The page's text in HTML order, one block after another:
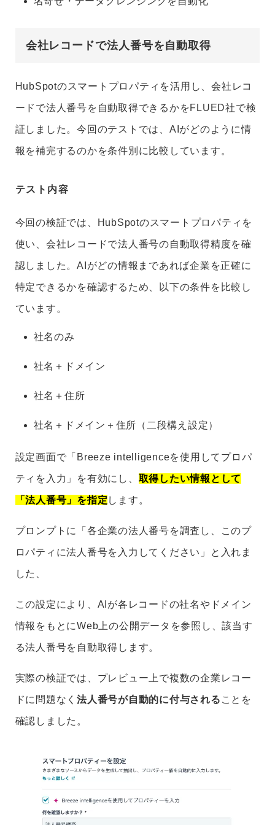
会社レコードで法人番号を自動取得
HubSpotのスマートプロパティを活用し、会社レコ
ードで法人番号を自動取得できるかをFLUED社で検
証しました。今回のテストでは、AIがどのように情
報を補完するのかを条件別に比較しています。
テスト内容
今回の検証では、HubSpotのスマートプロパティを
使い、会社レコードで法人番号の自動取得精度を確
認しました。AIがどの情報まであれば企業を正確に
特定できるかを確認するため、以下の条件を比較し
ています。
社名のみ
社名＋ドメイン
社名＋住所
社名＋ドメイン＋住所（二段構え設定）
設定画面で「Breeze intelligenceを使用してプロパ
ティを入力」を有効にし、 取得したい情報として
「法人番号」を指定 します。
プロンプトに「各企業の法人番号を調査し、このプ
ロパティに法人番号を入力してください」と入れま
した、
この設定により、AIが各レコードの社名やドメイン
情報をもとにWeb上の公開データを参照し、該当す
る法人番号を自動取得します。
実際の検証では、プレビュー上で複数の企業レコー
ドに問題なく法人番号が自動的に付与される ことを
確認しました。